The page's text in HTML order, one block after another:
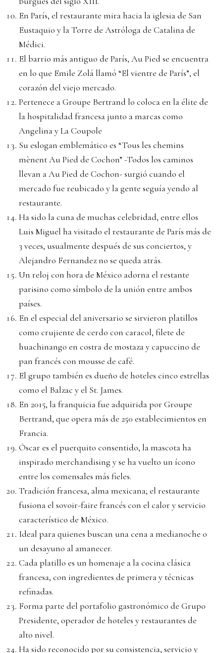
En París, el restaurante mira hacia la iglesia de San
Eustaquio y la Torre de Astróloga de Catalina de
Médici.
El barrio más antiguo de París, Au Pied se encuentra
en lo que Emile Zolá llamó “El vientre de París”, el
corazón del viejo mercado.
Pertenece a Groupe Bertrand lo coloca en la élite de
la hospitalidad francesa junto a marcas como
Angelina y La Coupole
Su eslogan emblemático es “Tous les chemins
mènent Au Pied de Cochon” -Todos los caminos
llevan a Au Pied de Cochon- surgió cuando el
mercado fue reubicado y la gente seguía yendo al
restaurante.
Ha sido la cuna de muchas celebridad, entre ellos
Luis Miguel ha visitado el restaurante de París más de
3 veces, usualmente después de sus conciertos, y
Alejandro Fernandez no se queda atrás.
Un reloj con hora de México adorna el restante
parisino como símbolo de la unión entre ambos
países.
En el especial del aniversario se sirvieron platillos
como crujiente de cerdo con caracol, filete de
huachinango en costra de mostaza y capuccino de
pan francés con mousse de café.
El grupo también es dueño de hoteles cinco estrellas
como el Balzac y el St. James.
En 2015, la franquicia fue adquirida por Groupe
Bertrand, que opera más de 250 establecimientos en
Francia.
Óscar es el puerquito consentido, la mascota ha
inspirado merchandising y se ha vuelto un ícono
entre los comensales más fieles.
Tradición francesa, alma mexicana; el restaurante
fusiona el sovoir-faire francés con el calor y servicio
característico de México.
Ideal para quienes buscan una cena a medianoche o
un desayuno al amanecer.
Cada platillo es un homenaje a la cocina clásica
francesa, con ingredientes de primera y técnicas
refinadas.
Forma parte del portafolio gastronómico de Grupo
Presidente, operador de hoteles y restaurantes de
alto nivel.
Ha sido reconocido por su consistencia, servicio y